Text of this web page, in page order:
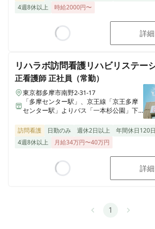
4週8休以上
時給2000円〜
詳
リハラボ訪問看護リハビリステー
正看護師正社員（常勤）
東京都多摩市南野2-31-17
「多摩センター駅」、京王線「京王多摩
センター駅」よりバス「一本杉公園」下
6分
訪問看護 日勤のみ 週休2日以上
年間休日120
4週8休以上
月給34万円〜40万円
詳
1